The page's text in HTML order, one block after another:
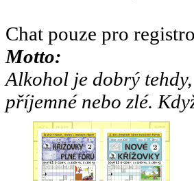
Chat pouze pro
Motto:
Alkohol je dobrý
příjemné nebo zlé.